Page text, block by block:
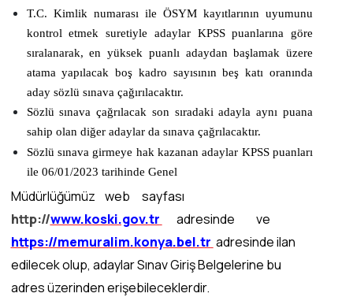
T.C. Kimlik numarası ile ÖSYM kayıtlarının uyumunu
kontrol etmek suretiyle adaylar KPSS puanlarına göre
sıralanarak, en yüksek puanlı adaydan başlamak üzere
atama yapılacak boş kadro sayısının beş katı oranında
aday sözlü sınava çağırılacaktır.
Sözlü sınava çağrılacak son sıradaki adayla aynı puana
sahip olan diğer adaylar da sınava çağrılacaktır.
Sözlü sınava girmeye hak kazanan adaylar KPSS puanları
ile 06/01/2023 tarihinde Genel
Müdürlüğümüz web sayfası
http://www.koski.gov.tr
adresinde ve
https://memuralim.konya.bel.tr adresinde ilan
edilecek olup, adaylar Sınav Giriş Belgelerine bu
adres üzerinden erişebileceklerdir.